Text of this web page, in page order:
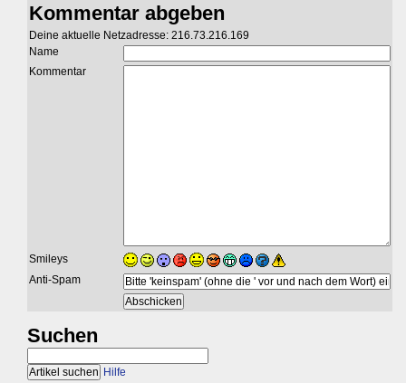
Kommentar abgeben
Deine aktuelle Netzadresse: 216.73.216.169
Name
Kommentar
Smileys
Anti-Spam
Suchen
Hilfe